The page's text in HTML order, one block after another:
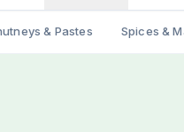
& Pastes Spices &